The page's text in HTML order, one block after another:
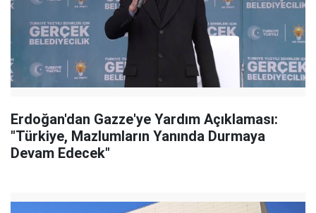
Erdoğan'dan Gazze'ye Yardım Açıklaması:
"Türkiye, Mazlumların Yanında Durmaya
Devam Edecek"